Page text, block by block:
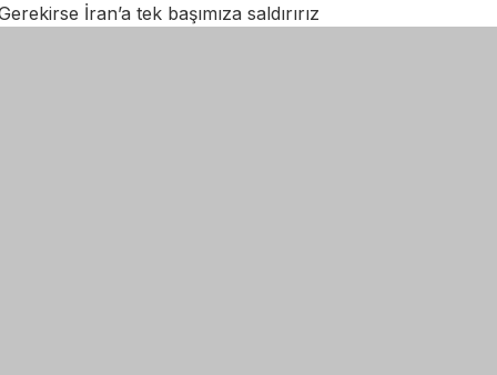
İran’a tek başımıza saldırırız